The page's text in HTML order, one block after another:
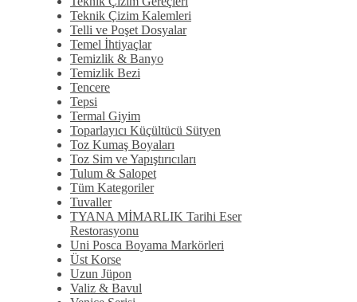
Teknik Çizim Kalemleri
Telli ve Poşet Dosyalar
Temel İhtiyaçlar
Temizlik & Banyo
Temizlik Bezi
Tencere
Tepsi
Termal Giyim
Toparlayıcı Küçültücü Sütyen
Toz Kumaş Boyaları
Toz Sim ve Yapıştırıcıları
Tulum & Salopet
Tüm Kategoriler
Tuvaller
TYANA MİMARLIK Tarihi Eser
Restorasyonu
Uni Posca Boyama Markörleri
Üst Korse
Uzun Jüpon
Valiz & Bavul